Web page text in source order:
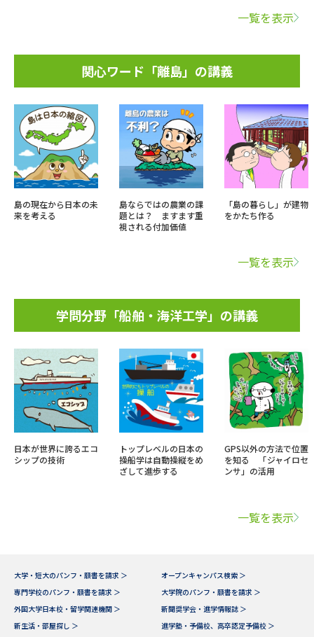
一覧を表示
関心ワード「離島」の講義
島の現在から日本の未
来を考える
島ならではの農業の課
題とは？ ますます重
視される付加価値
「島の暮らし」が建物
をかたち作る
一覧を表示
学問分野「船舶・海洋工学」の講義
日本が世界に誇るエコ
シップの技術
トップレベルの日本の
操船学は自動操縦をめ
ざして進歩する
GPS以外の方法で位置
を知る 「ジャイロセ
ンサ」の活用
一覧を表示
大学・短大のパンフ・願書を請求 ＞
オープンキャンパス検索 ＞
専門学校のパンフ・願書を請求 ＞
大学院のパンフ・願書を請求 ＞
外国大学日本校・留学関連機関 ＞
新聞奨学会・進学情報誌 ＞
新生活・部屋探し ＞
進学塾・予備校、高卒認定予備校 ＞